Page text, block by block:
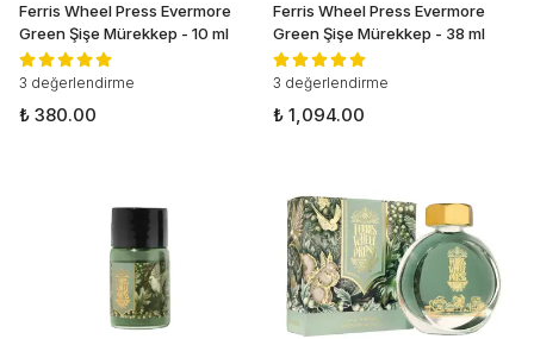
Ferris Wheel Press Evermore
Green Şişe Mürekkep - 10 ml
3 değerlendirme
₺ 380.00
Ferris Wheel Press Evermore
Green Şişe Mürekkep - 38 ml
3 değerlendirme
₺ 1,094.00